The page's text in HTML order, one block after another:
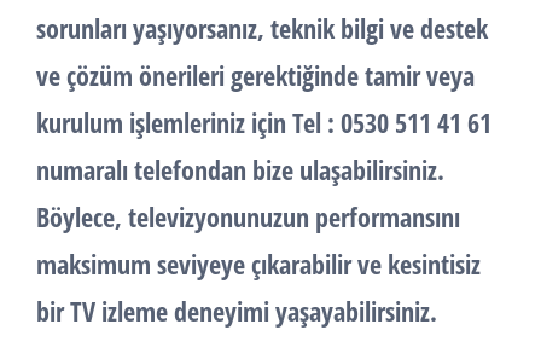
sorunları yaşıyorsanız, teknik bilgi ve destek
ve çözüm önerileri gerektiğinde tamir veya
kurulum işlemleriniz için Tel : 0530 511 41 61
numaralı telefondan bize ulaşabilirsiniz.
Böylece, televizyonunuzun performansını
maksimum seviyeye çıkarabilir ve kesintisiz
bir TV izleme deneyimi yaşayabilirsiniz.